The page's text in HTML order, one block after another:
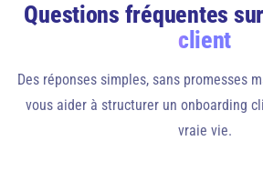
Questions fréquentes sur
client
Des réponses simples, sans promesses
vous aider à structurer un onboarding
vraie vie.